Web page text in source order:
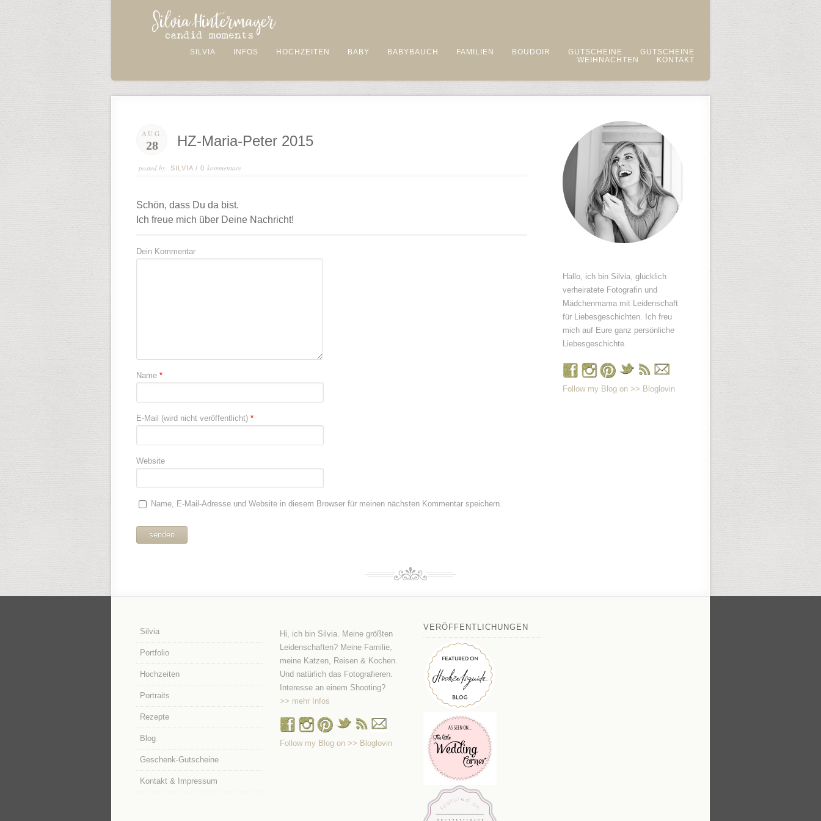
SILVIA INFOS HOCHZEITEN BABY BABYBAUCH FAMILIEN BOUDOIR GUTSCHEINE
GUTSCHEINE
WEIHNACHTEN
KONTAKT
AUG.
28 HZ-Maria-Peter 2015
posted by SILVIA / 0 kommentare
Schön, dass Du da bist.
Ich freue mich über Deine Nachricht!
Dein Kommentar
Name *
E-Mail (wird nicht veröffentlicht) *
Website
Name, E-Mail-Adresse und Website in diesem Browser für meinen nächsten Kommentar speichern.
Hallo, ich bin Silvia, glücklich
verheiratete Fotografin und
Mädchenmama mit Leidenschaft
für Liebesgeschichten. Ich freu
mich auf Eure ganz persönliche
Liebesgeschichte.
Follow my Blog on >> Bloglovin
Silvia
Portfolio
Hochzeiten
Portraits
Rezepte
Blog
Geschenk-Gutscheine
Kontakt & Impressum
Hi, ich bin Silvia. Meine größten
Leidenschaften? Meine Familie,
meine Katzen, Reisen & Kochen.
Und natürlich das Fotografieren.
Interesse an einem Shooting?
>> mehr Infos
Follow my Blog on >> Bloglovin
VERÖFFENTLICHUNGEN